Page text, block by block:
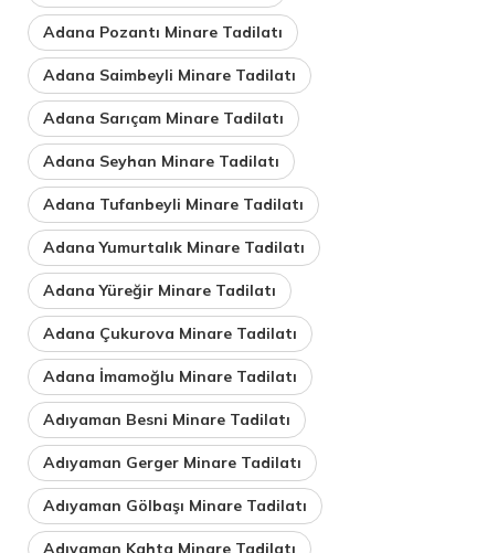
Adana Pozantı Minare Tadilatı
Adana Saimbeyli Minare Tadilatı
Adana Sarıçam Minare Tadilatı
Adana Seyhan Minare Tadilatı
Adana Tufanbeyli Minare Tadilatı
Adana Yumurtalık Minare Tadilatı
Adana Yüreğir Minare Tadilatı
Adana Çukurova Minare Tadilatı
Adana İmamoğlu Minare Tadilatı
Adıyaman Besni Minare Tadilatı
Adıyaman Gerger Minare Tadilatı
Adıyaman Gölbaşı Minare Tadilatı
Adıyaman Kahta Minare Tadilatı